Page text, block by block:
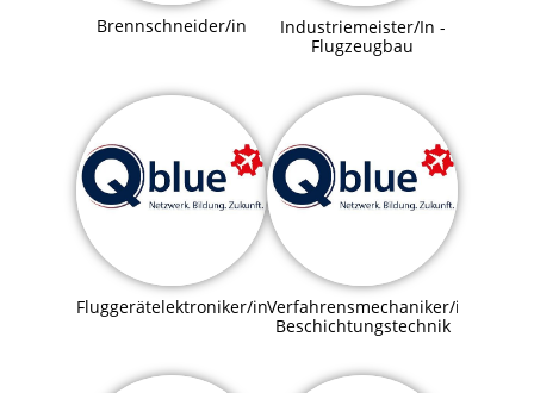
Brennschneider/in
Industriemeister/In -
Flugzeugbau
Fluggerätelektroniker/inVerfahrensmechaniker/in
Beschichtungstechnik